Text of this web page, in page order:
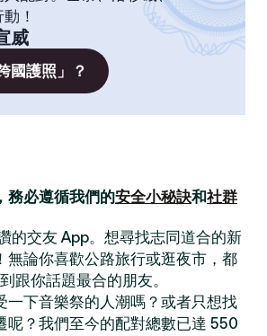
！
威
國護照」？
務必遵循我們的安全小秘訣和社群
的交友 App。想尋找志同道合的新
無論你喜歡公路旅行或逛夜市，都
跟你話題最合的朋友。
一下音樂祭的人潮嗎？或者只想找
呢？我們至今的配對總數已達 550